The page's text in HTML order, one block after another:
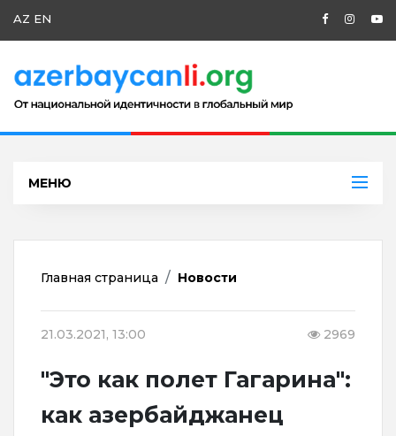
AZ EN
МЕНЮ
Главная страница Новости
21.03.2021, 13:00 2969
"Это как полет Гагарина":
как азербайджанец